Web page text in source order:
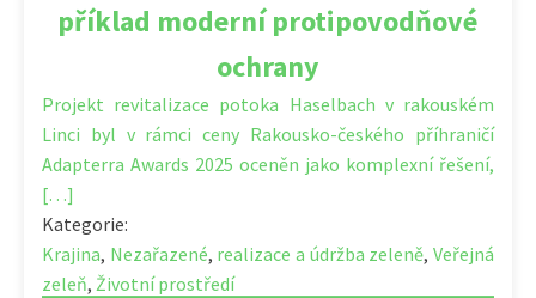
příklad moderní protipovodňové
ochrany
Projekt revitalizace potoka Haselbach v rakouském
Linci byl v rámci ceny Rakousko-českého příhraničí
Adapterra Awards 2025 oceněn jako komplexní řešení,
[…]
Kategorie:
Krajina, Nezařazené, realizace a údržba zeleně, Veřejná
zeleň, Životní prostředí